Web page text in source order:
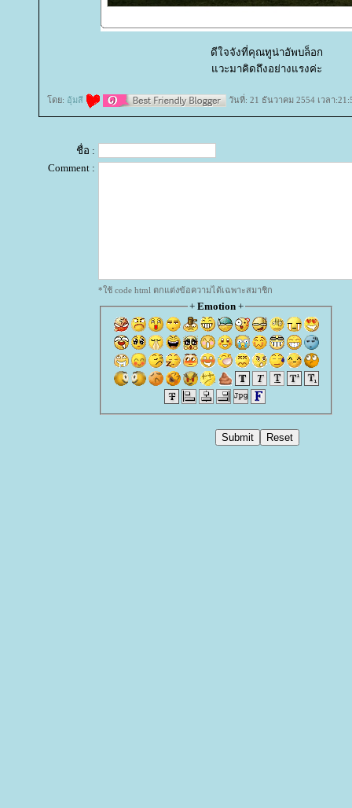
ดีใจจังที่คุณทูน่าอัพบล็อก
วะมาคิดถึงอย่างแรงค่ะ
ดย: อุ้มสี วันที่: 21 ธันวาคม 2554 เวลา
ชื่อ :
Comment :
*ใช้ code html ตกแต่งข้อความได้เฉพาะสมาชิก
+ Emotion+